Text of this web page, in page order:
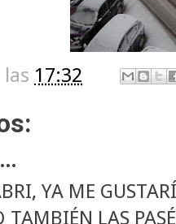
las 17:32
YA ME
LAS